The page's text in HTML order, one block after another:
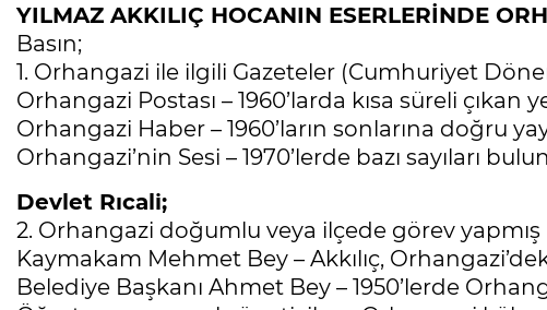
YILMAZ AKKILIÇ HOCANIN ESERLERİNDE
Basın;
1. Orhangazi ile ilgili Gazeteler (Cumhuriyet
Orhangazi Postası – 1960’larda kısa süreli çıkan
Orhangazi Haber – 1960’ların sonlarına doğru
Orhangazi’nin Sesi – 1970’lerde bazı sayıları
Devlet Rıcali;
2. Orhangazi doğumlu veya ilçede görev yapmış
Kaymakam Mehmet Bey – Akkılıç,
Belediye Başkanı Ahmet Bey – 1950’lerde